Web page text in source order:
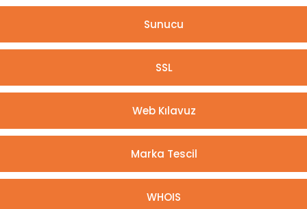
Sunucu
SSL
Web Kılavuz
Marka Tescil
WHOIS